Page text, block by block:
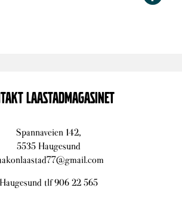
LAASTADMAGASINET
Spannaveien 142,
5535 Haugesund
Haugesund tlf 906 22 565